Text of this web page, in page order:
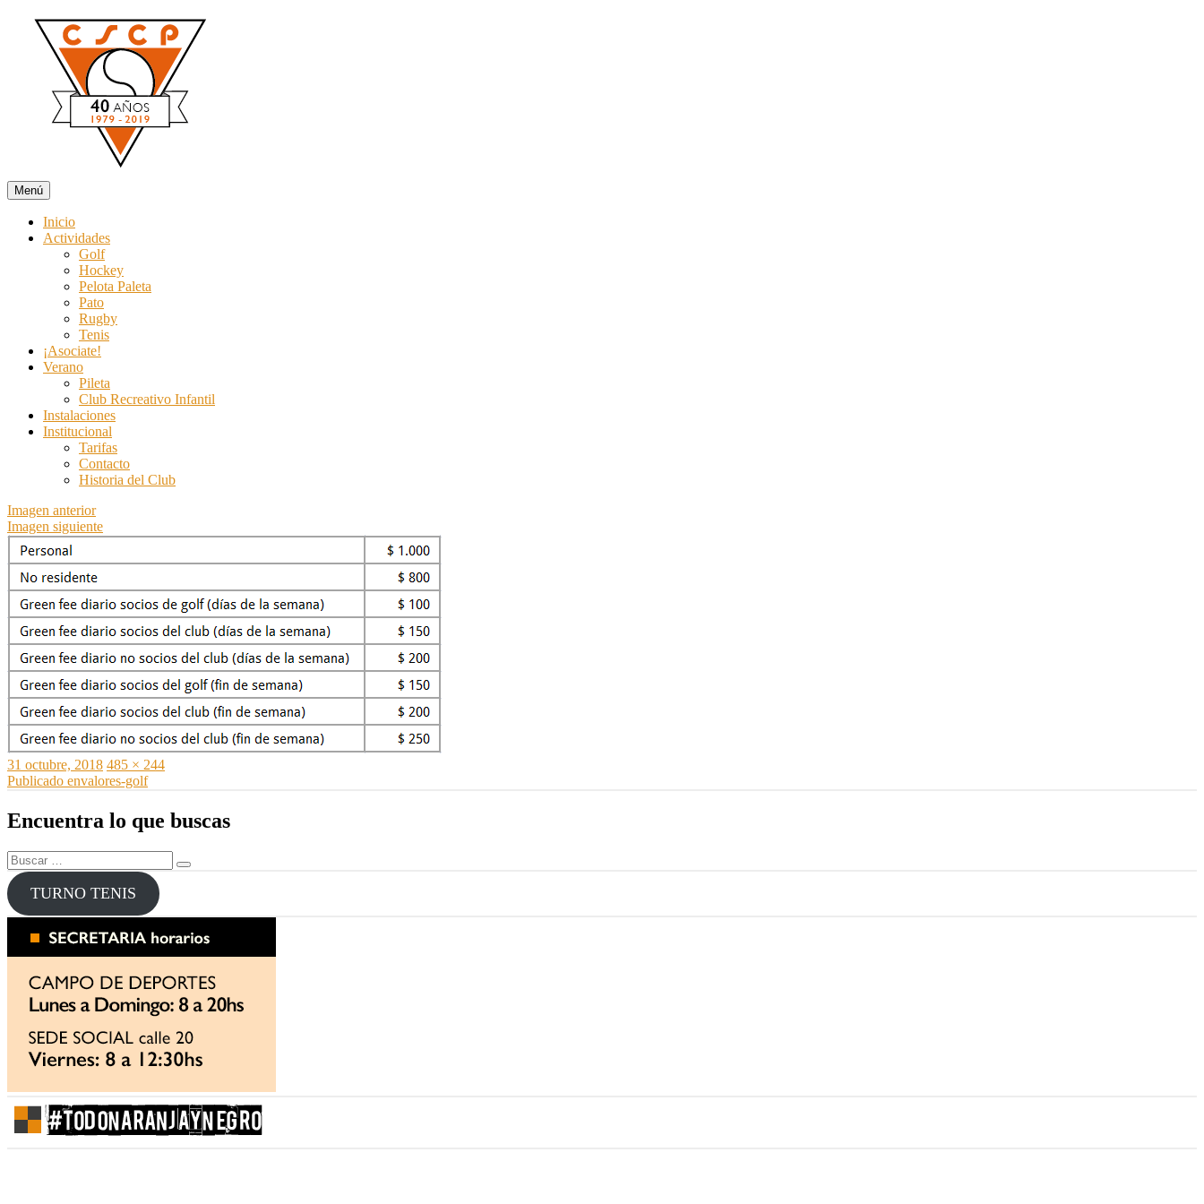
contenido
Club Social y Campo de Pato
Deporte y recreación todo el año. Especial Colonia y Temporada de verano en Balcarce
Menú
Inicio
Actividades
Golf
Hockey
Pelota Paleta
Pato
Rugby
Tenis
¡Asociate!
Verano
Pileta
Club Recreativo Infantil
Instalaciones
Institucional
Tarifas
Contacto
Historia del Club
Imagen anterior
Imagen siguiente
Publicado
el
31 octubre, 2018 Tamaño
completo
485 × 244
Navegación
de
entradas
Publicado envalores-golf
Encuentra lo que buscas
Buscar
por:
Buscar
TURNO TENIS